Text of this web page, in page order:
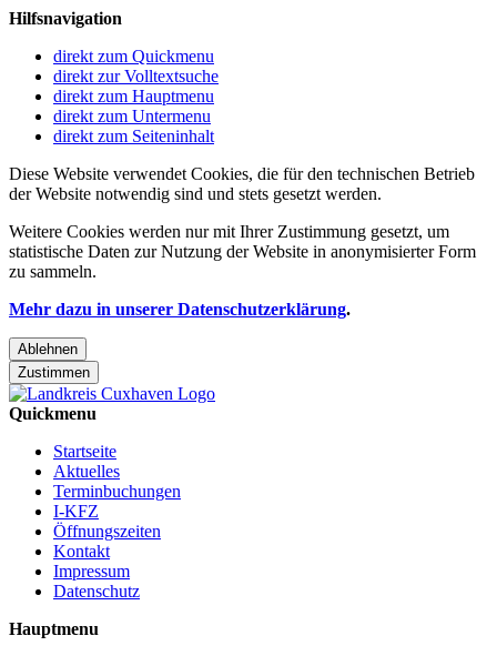
Hilfsnavigation
direkt zum Quickmenu
direkt zur Volltextsuche
direkt zum Hauptmenu
direkt zum Untermenu
direkt zum Seiteninhalt
Diese Website verwendet Cookies, die für den technischen Betrieb
der Website notwendig sind und stets gesetzt werden.
Weitere Cookies werden nur mit Ihrer Zustimmung gesetzt, um
statistische Daten zur Nutzung der Website in anonymisierter Form
zu sammeln.
Mehr dazu in unserer Datenschutzerklärung.
Ablehnen
Zustimmen
Quickmenu
Startseite
Aktuelles
Terminbuchungen
I-KFZ
Öffnungszeiten
Kontakt
Impressum
Datenschutz
Hauptmenu